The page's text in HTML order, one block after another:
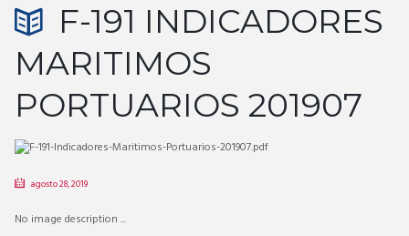
F-191 INDICADORES
MARITIMOS
PORTUARIOS 201907
agosto 28, 2019
No image description ...